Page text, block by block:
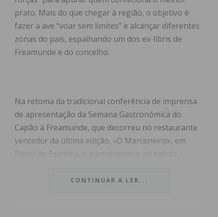
prato. Mais do que chegar à região, o objetivo é
fazer a ave “voar sem limites” e alcançar diferentes
zonas do país, espalhando um dos ex-líbris de
Freamunde e do concelho.
Na retoma da tradicional conferência de imprensa
de apresentação da Semana Gastronómica do
Capão à Freamunde, que decorreu no restaurante
vencedor da última edição, «O Marceneiro», em
CONTINUAR A LER...